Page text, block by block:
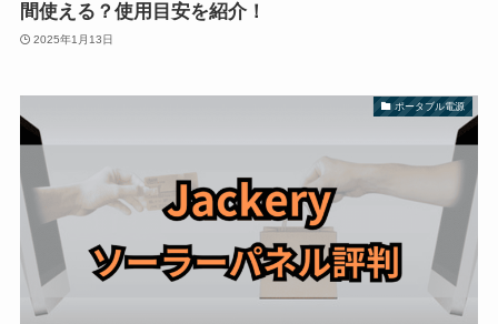
間使える？使用目安を紹介！
2025年1月13日
ポータブル電源